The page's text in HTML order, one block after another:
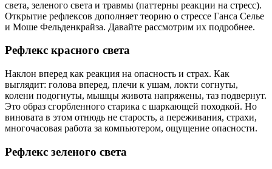
света, зеленого света и травмы (паттерны реакции на стресс).
Открытие рефлексов дополняет теорию о стрессе Ганса Селье
и Моше Фельденкрайза. Давайте рассмотрим их подробнее.
Рефлекс красного света
Наклон вперед как реакция на опасность и страх. Как
выглядит: голова вперед, плечи к ушам, локти согнуты,
колени подогнуты, мышцы живота напряжены, таз подвернут.
Это образ сгорбленного старика с шаркающей походкой. Но
виновата в этом отнюдь не старость, а переживания, страхи,
многочасовая работа за компьютером, ощущение опасности.
Рефлекс зеленого света